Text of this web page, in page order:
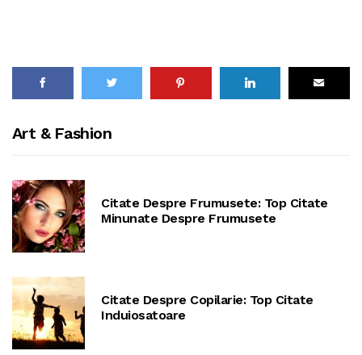
Art & Fashion
Citate Despre Frumusete: Top Citate
Minunate Despre Frumusete
Citate Despre Copilarie: Top Citate
Induiosatoare